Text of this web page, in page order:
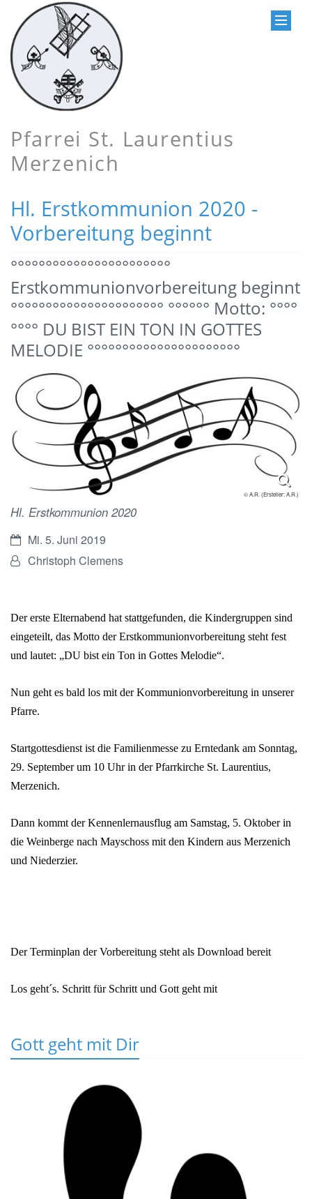
Pfarrei St. Laurentius
Merzenich
Hl. Erstkommunion 2020 -
Vorbereitung beginnt
°°°°°°°°°°°°°°°°°°°°°°°
Erstkommunionvorbereitung beginnt
°°°°°°°°°°°°°°°°°°°°°° °°°°°° Motto: °°°°
°°°° DU BIST EIN TON IN GOTTES
MELODIE °°°°°°°°°°°°°°°°°°°°°°
© A.R. (Ersteller: A.R.)
Hl. Erstkommunion 2020
Datum:Mi. 5. Juni 2019
Von:Christoph Clemens
Der erste Elternabend hat stattgefunden, die Kindergruppen sind
eingeteilt, das Motto der Erstkommunionvorbereitung steht fest
und lautet: „DU bist ein Ton in Gottes Melodie“.
Nun geht es bald los mit der Kommunionvorbereitung in unserer
Pfarre.
Startgottesdienst ist die Familienmesse zu Erntedank am Sonntag,
29. September um 10 Uhr in der Pfarrkirche St. Laurentius,
Merzenich.
Dann kommt der Kennenlernausflug am Samstag, 5. Oktober in
die Weinberge nach Mayschoss mit den Kindern aus Merzenich
und Niederzier.
Der Terminplan der Vorbereitung steht als Download bereit
Los geht´s. Schritt für Schritt und Gott geht mit
Gott geht mit Dir